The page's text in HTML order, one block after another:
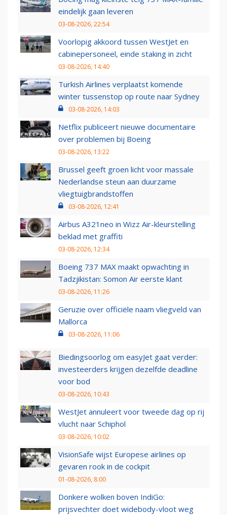
eindelijk gaan leveren
03-08-2026, 22:54
Voorlopig akkoord tussen WestJet en
cabinepersoneel, einde staking in zicht
03-08-2026, 14:40
Turkish Airlines verplaatst komende
winter tussenstop op route naar Sydney
03-08-2026, 14:03
Netflix publiceert nieuwe documentaire
over problemen bij Boeing
03-08-2026, 13:22
Brussel geeft groen licht voor massale
Nederlandse steun aan duurzame
vliegtuigbrandstoffen
03-08-2026, 12:41
Airbus A321neo in Wizz Air-kleurstelling
beklad met graffiti
03-08-2026, 12:34
Boeing 737 MAX maakt opwachting in
Tadzjikistan: Somon Air eerste klant
03-08-2026, 11:26
Geruzie over officiële naam vliegveld van
Mallorca
03-08-2026, 11:06
Biedingsoorlog om easyJet gaat verder:
investeerders krijgen dezelfde deadline
voor bod
03-08-2026, 10:43
WestJet annuleert voor tweede dag op rij
vlucht naar Schiphol
03-08-2026, 10:02
VisionSafe wijst Europese airlines op
gevaren rook in de cockpit
01-08-2026, 8:00
Donkere wolken boven IndiGo:
prijsvechter doet widebody-vloot weg